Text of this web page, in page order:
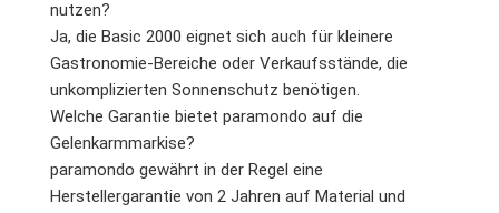
nutzen?
Ja, die Basic 2000 eignet sich auch für kleinere
Gastronomie-Bereiche oder Verkaufsstände, die
unkomplizierten Sonnenschutz benötigen.
Welche Garantie bietet paramondo auf die
Gelenkarmmarkise?
paramondo gewährt in der Regel eine
Herstellergarantie von 2 Jahren auf Material und